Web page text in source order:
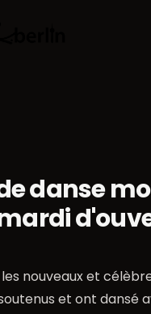
danse
nouveaux et
et ont dansé